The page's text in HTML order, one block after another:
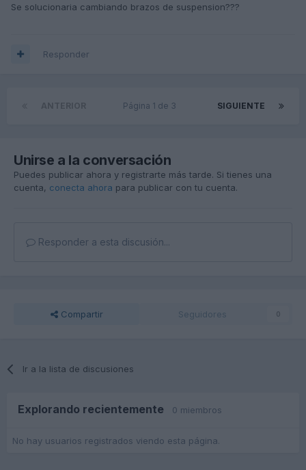
Se solucionaria cambiando brazos de suspension???
Responder
SIGUIENTE
Página 1 de 3
Unirse a la conversación
Puedes publicar ahora y registrarte más tarde. Si tienes una
cuenta, conecta ahora para publicar con tu cuenta.
Responder a esta discusión...
Compartir Seguidores 0
Ir a la lista de discusiones
Explorando recientemente 0 miembros
No hay usuarios registrados viendo esta página.